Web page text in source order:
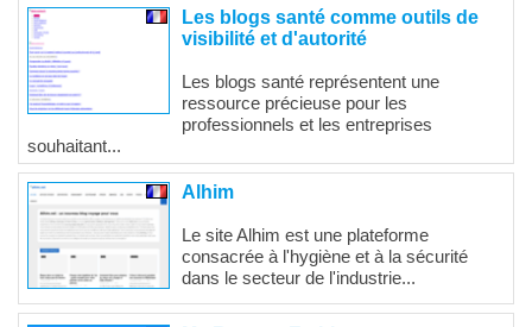
Les blogs santé comme outils de
visibilité et d'autorité
Les blogs santé représentent une
ressource précieuse pour les
professionnels et les entreprises
souhaitant...
Alhim
Le site Alhim est une plateforme
consacrée à l'hygiène et à la sécurité
dans le secteur de l'industrie...